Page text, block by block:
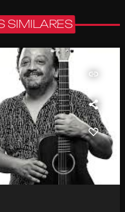
SIMILARES
insert_link